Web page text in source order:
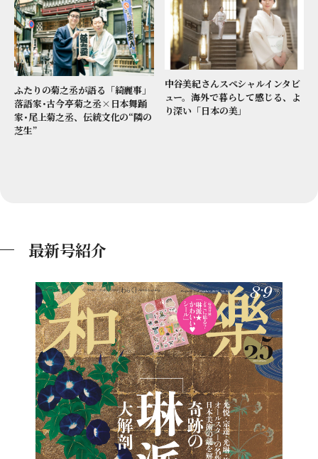
ふたりの菊之丞が語る「綺麗事」
落語家･古今亭菊之丞×日本舞踊
家･尾上菊之丞、伝統文化の“隣の
芝生”
中谷美紀さんスペシャルインタビ
ュー。海外で暮らして感じる、よ
り深い「日本の美」
最新号紹介